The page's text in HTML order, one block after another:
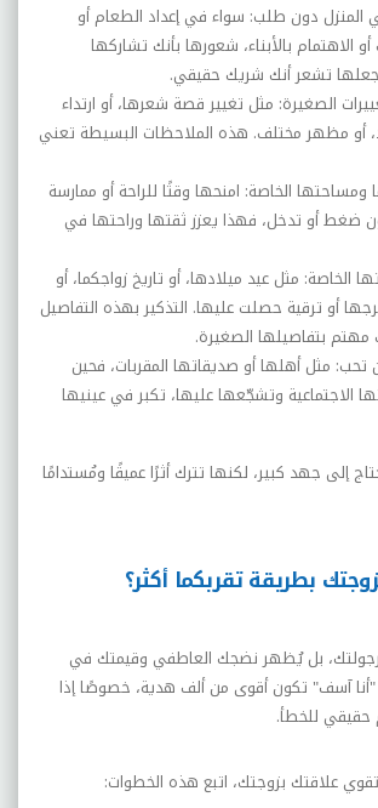
المنزل دون طلب: سواء في إعداد الطعام أو
الاهتمام بالأبناء، شعورها بأنك تشاركها
تشعر أنك شريك حقيقي.
الصغيرة: مثل تغيير قصة شعرها، أو ارتداء
أو مظهر مختلف. هذه الملاحظات البسيطة تعني
ومساحتها الخاصة: امنحها وقتًا للراحة أو ممارسة
ضغط أو تدخل، فهذا يعزز ثقتها وراحتها في
الخاصة: مثل عيد ميلادها، أو تاريخ زواجكما، أو
أو ترقية حصلت عليها. التذكير بهذه التفاصيل
مهتم بتفاصيلها الصغيرة.
تحب: مثل أهلها أو صديقاتها المقربات، فحين
الاجتماعية وتشجّعها عليها، تكبر في عينيها
إلى جهد كبير، لكنها تترك أثرًا عميقًا ومُستدامًا
بطريقة تقربكما أكثر؟
رجولتك، بل يُظهر نضجك العاطفي وقيمتك في
"أنا آسف" تكون أقوى من ألف هدية، خصوصًا إذا
حقيقي للخطأ.
علاقتك بزوجتك، اتبع هذه الخطوات: